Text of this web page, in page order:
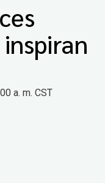
a. m. CST